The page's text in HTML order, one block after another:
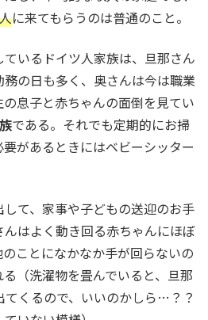
に来てもらうのは普通のこと。
いるドイツ人家族は、旦那さん
の日も多く、奥さんは今は職業
息子と赤ちゃんの面倒を見てい
である。それでも定期的にお掃
があるときにはベビーシッター
て、家事や子どもの送迎のお手
はよく動き回る赤ちゃんにほぼ
ことになかなか手が回らないの
（洗濯物を畳んでいると、旦那
てくるので、いいのかしら…？？